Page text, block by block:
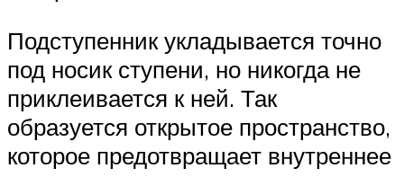
Подступенник укладывается точно
под носик ступени, но никогда не
приклеивается к ней. Так
образуется открытое пространство,
которое предотвращает внутреннее